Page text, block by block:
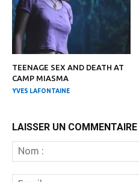
TEENAGE SEX AND DEATH AT
CAMP MIASMA
YVES LAFONTAINE
LAISSER UN COMMENTAIRE